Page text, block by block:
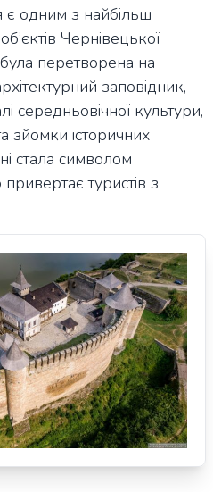
є одним з найбільш
Чернівецької
перетворена на
заповідник,
середньовічної культури,
зйомки історичних
стала символом
туристів з